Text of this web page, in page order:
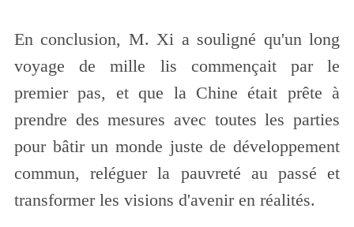
En conclusion, M. Xi a souligné qu'un long
voyage de mille lis commençait par le
premier pas, et que la Chine était prête à
prendre des mesures avec toutes les parties
pour bâtir un monde juste de développement
commun, reléguer la pauvreté au passé et
transformer les visions d'avenir en réalités.